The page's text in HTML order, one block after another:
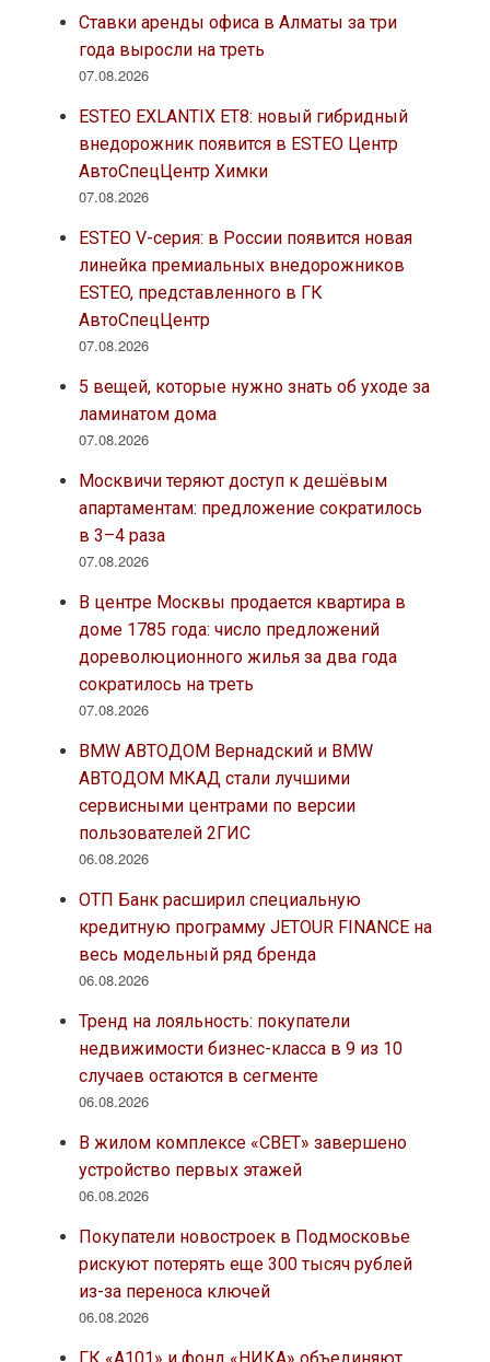
Ставки аренды офиса в Алматы за три
года выросли на треть
07.08.2026
ESTEO EXLANTIX ET8: новый гибридный
внедорожник появится в ESTEO Центр
АвтоСпецЦентр Химки
07.08.2026
ESTEO V-серия: в России появится новая
линейка премиальных внедорожников
ESTEO, представленного в ГК
АвтоСпецЦентр
07.08.2026
5 вещей, которые нужно знать об уходе за
ламинатом дома
07.08.2026
Москвичи теряют доступ к дешёвым
апартаментам: предложение сократилось
в 3–4 раза
07.08.2026
В центре Москвы продается квартира в
доме 1785 года: число предложений
дореволюционного жилья за два года
сократилось на треть
07.08.2026
BMW АВТОДОМ Вернадский и BMW
АВТОДОМ МКАД стали лучшими
сервисными центрами по версии
пользователей 2ГИС
06.08.2026
ОТП Банк расширил специальную
кредитную программу JETOUR FINANCE на
весь модельный ряд бренда
06.08.2026
Тренд на лояльность: покупатели
недвижимости бизнес-класса в 9 из 10
случаев остаются в сегменте
06.08.2026
В жилом комплексе «СВЕТ» завершено
устройство первых этажей
06.08.2026
Покупатели новостроек в Подмосковье
рискуют потерять еще 300 тысяч рублей
из-за переноса ключей
06.08.2026